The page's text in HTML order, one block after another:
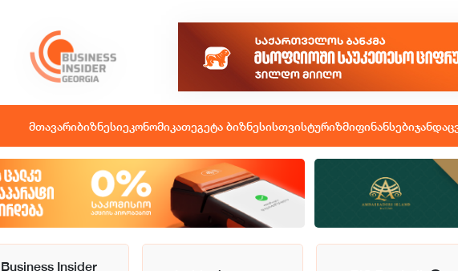
მთავარიბიზნესიეკონომიკათეგეტა ბიზნესისთვისტურიზმიფინანსები
Business Insider